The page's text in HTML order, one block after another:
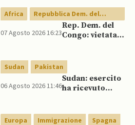
Africa
Repubblica Dem. del
Congo
07 Agosto 2026 16:23
Rep. Dem. del
Congo: vietata
rame e cobalto
Sudan Pakistan
06 Agosto 2026 11:46
Sudan: esercito
ha ricevuto
Pakistan
Europa Immigrazione Spagna